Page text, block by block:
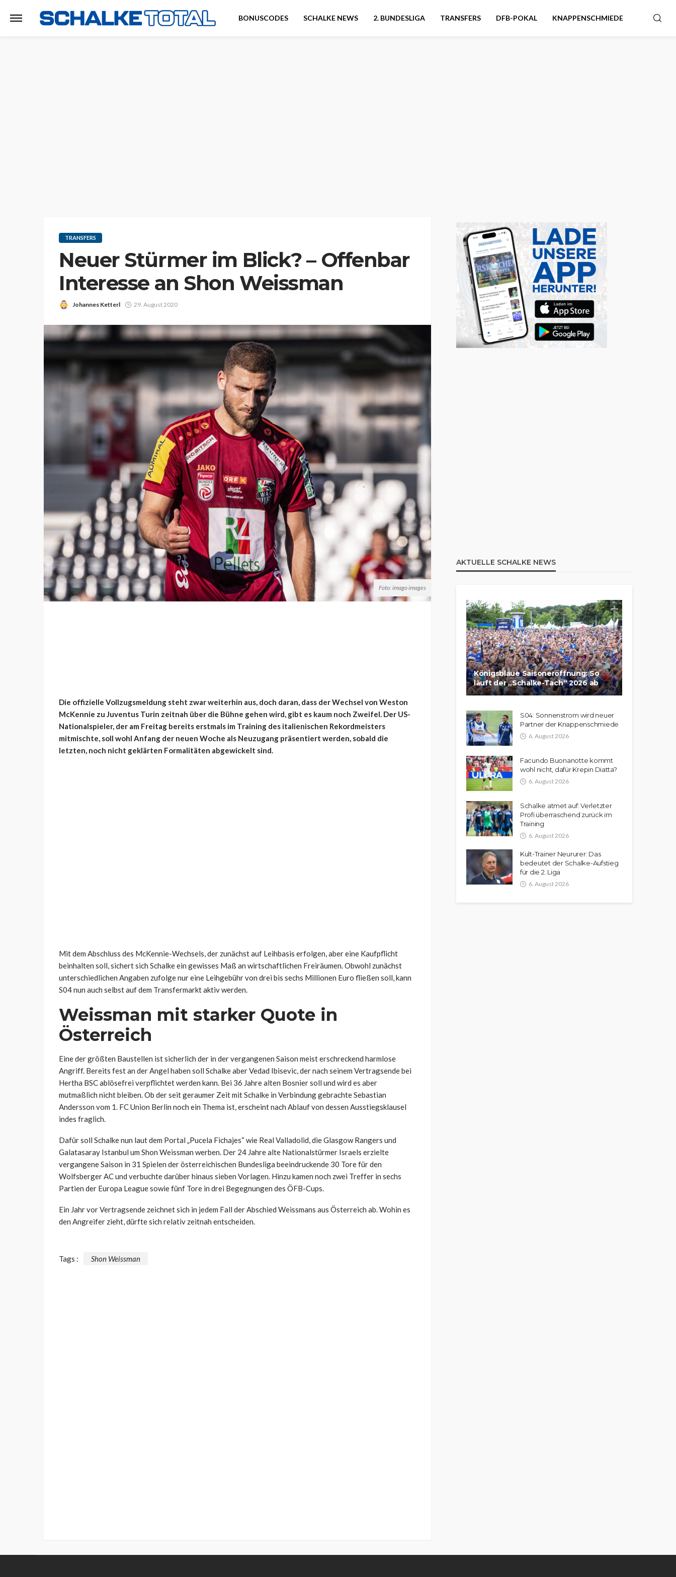
BONUSCODES SCHALKE NEWS 2. BUNDESLIGA TRANSFERS DFB-POKAL KNAPPENSCHMIEDE
TRANSFERS
Neuer Stürmer im Blick? – Offenbar
Interesse an Shon Weissman
Johannes Ketterl 29. August 2020
Foto: imago images
Die offizielle Vollzugsmeldung steht zwar weiterhin aus, doch daran, dass der Wechsel von Weston
McKennie zu Juventus Turin zeitnah über die Bühne gehen wird, gibt es kaum noch Zweifel. Der US-
Nationalspieler, der am Freitag bereits erstmals im Training des italienischen Rekordmeisters
mitmischte, soll wohl Anfang der neuen Woche als Neuzugang präsentiert werden, sobald die
letzten, noch nicht geklärten Formalitäten abgewickelt sind.
Mit dem Abschluss des McKennie-Wechsels, der zunächst auf Leihbasis erfolgen, aber eine Kaufpflicht
beinhalten soll, sichert sich Schalke ein gewisses Maß an wirtschaftlichen Freiräumen. Obwohl zunächst
unterschiedlichen Angaben zufolge nur eine Leihgebühr von drei bis sechs Millionen Euro fließen soll, kann
S04 nun auch selbst auf dem Transfermarkt aktiv werden.
Weissman mit starker Quote in
Österreich
Eine der größten Baustellen ist sicherlich der in der vergangenen Saison meist erschreckend harmlose
Angriff. Bereits fest an der Angel haben soll Schalke aber Vedad Ibisevic, der nach seinem Vertragsende bei
Hertha BSC ablösefrei verpflichtet werden kann. Bei 36 Jahre alten Bosnier soll und wird es aber
mutmaßlich nicht bleiben. Ob der seit geraumer Zeit mit Schalke in Verbindung gebrachte Sebastian
Andersson vom 1. FC Union Berlin noch ein Thema ist, erscheint nach Ablauf von dessen Ausstiegsklausel
indes fraglich.
Dafür soll Schalke nun laut dem Portal „Pucela Fichajes“ wie Real Valladolid, die Glasgow Rangers und
Galatasaray Istanbul um Shon Weissman werben. Der 24 Jahre alte Nationalstürmer Israels erzielte
vergangene Saison in 31 Spielen der österreichischen Bundesliga beeindruckende 30 Tore für den
Wolfsberger AC und verbuchte darüber hinaus sieben Vorlagen. Hinzu kamen noch zwei Treffer in sechs
Partien der Europa League sowie fünf Tore in drei Begegnungen des ÖFB-Cups.
Ein Jahr vor Vertragsende zeichnet sich in jedem Fall der Abschied Weissmans aus Österreich ab. Wohin es
den Angreifer zieht, dürfte sich relativ zeitnah entscheiden.
Tags : Shon Weissman
AKTUELLE SCHALKE NEWS
Königsblaue Saisoneröffnung: So
läuft der „Schalke-Tach“ 2026 ab
S04: Sonnenstrom wird neuer
Partner der Knappenschmiede
6. August 2026
Facundo Buonanotte kommt
wohl nicht, dafür Krepin Diatta?
6. August 2026
Schalke atmet auf: Verletzter
Profi überraschend zurück im
Training
6. August 2026
Kult-Trainer Neururer: Das
bedeutet der Schalke-Aufstieg
für die 2. Liga
6. August 2026